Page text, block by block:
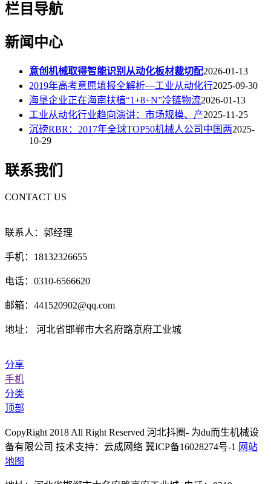
栏目导航
新闻中心
意创机械取得智能识别从动化板材裁切配2026-01-13
2019年高考意愿填报全解析—工业从动化行2025-09-30
海垦企业正在海南扶植“1+8+N”冷链物流2026-01-13
工业从动化行业趋向演讲：市场规模、产2025-11-25
沉磅RBR：2017年全球TOP50机械人公司中国两2025-
10-29
联系我们
CONTACT US
联系人：郭经理
手机：18132326655
电话：0310-6566620
邮箱：441520902@qq.com
地址： 河北省邯郸市大名府路京府工业城
分享
手机
分类
顶部
CopyRight 2018 All Right Reserved 河北抖圈- 为du而生机械设
备有限公司 技术支持：云成网络 冀ICP备16028274号-1 网站
地图